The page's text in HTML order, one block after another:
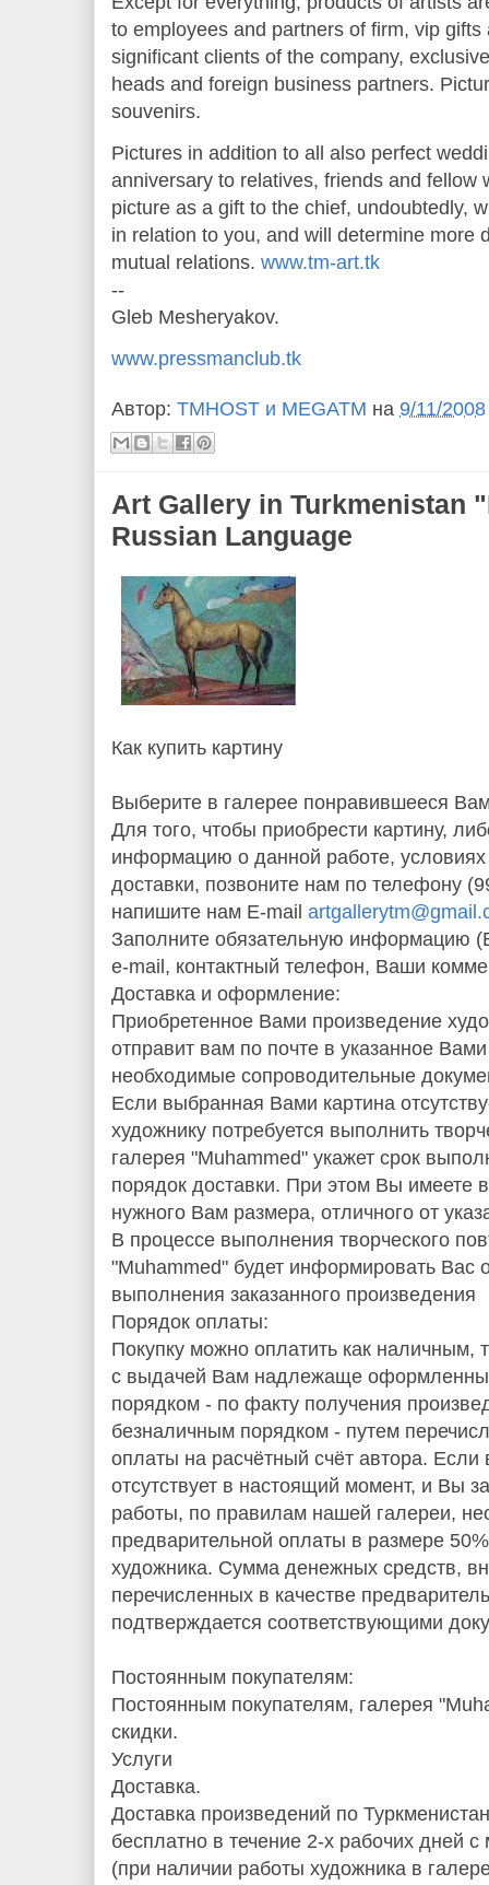
to employees and partners of firm, vip
significant clients of the company,
heads and foreign business partners.
souvenirs.
Pictures in addition to all also perfect
anniversary to relatives, friends and fellow
picture as a gift to the chief, undoubtedly,
in relation to you, and will determine more
mutual relations. www.tm-art.tk
--
Gleb Mesheryakov.
www.pressmanclub.tk
Автор: TMHOST и MEGATM на 9/11/2008
Art Gallery in Turkmenistan
Russian Language
Как купить картину
Выберите в галерее понравившееся
Для того, чтобы приобрести картину,
информацию о данной работе, условиях
доставки, позвоните нам по телефону
напишите нам E-mail
Заполните обязательную информацию
e-mail, контактный телефон, Ваши
Доставка и оформление:
Приобретенное Вами произведение
отправит вам по почте в указанное
необходимые сопроводительные
Если выбранная Вами картина
художнику потребуется выполнить
галерея "Muhammed" укажет срок
порядок доставки. При этом Вы имеете
нужного Вам размера, отличного от
В процессе выполнения творческого
"Muhammed" будет информировать Вас
выполнения заказанного произведения
Порядок оплаты:
Покупку можно оплатить как наличным,
с выдачей Вам надлежаще
порядком - по факту получения
безналичным порядком - путем
оплаты на расчётный счёт автора.
отсутствует в настоящий момент, и Вы
работы, по правилам нашей галереи,
предварительной оплаты в размере
художника. Сумма денежных средств,
перечисленных в качестве
подтверждается соответствующими
Постоянным покупателям:
Постоянным покупателям, галерея
скидки.
Услуги
Доставка.
Доставка произведений по
бесплатно в течение 2-х рабочих дней
(при наличии работы художника в